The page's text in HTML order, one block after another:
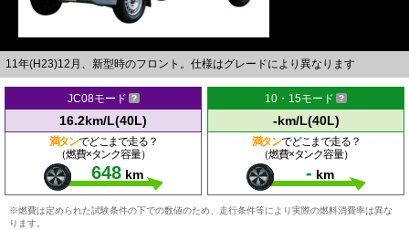
11年(H23)12月、新型時のフロント。仕様はグレードにより異なります
JC08モード
16.2km/L(40L)
満タンでどこまで走る？
（燃費×タンク容量）
648 km
10・15モード
-km/L(40L)
満タンでどこまで走る？
（燃費×タンク容量）
- km
※燃費は定められた試験条件の下での数値のため、走行条件等により実際の燃料消費率は異な
ります。